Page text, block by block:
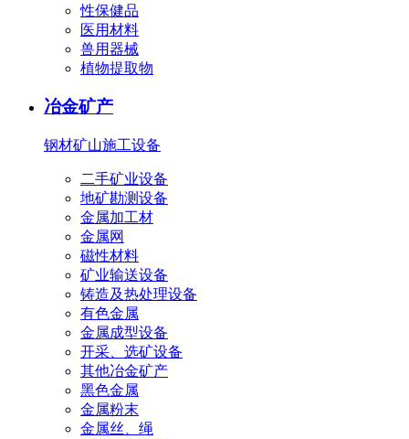
性保健品
医用材料
兽用器械
植物提取物
冶金矿产
钢材矿山施工设备
二手矿业设备
地矿勘测设备
金属加工材
金属网
磁性材料
矿业输送设备
铸造及热处理设备
有色金属
金属成型设备
开采、选矿设备
其他冶金矿产
黑色金属
金属粉末
金属丝、绳